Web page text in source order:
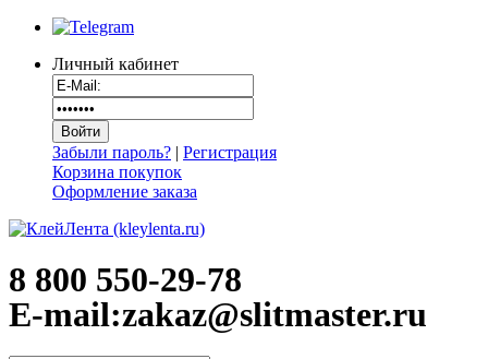
Личный кабинет
Забыли пароль? | Регистрация
Корзина покупок
Оформление заказа
8 800 550-29-78
E-mail:zakaz@slitmaster.ru